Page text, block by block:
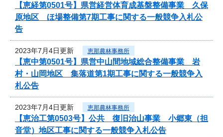
【恵経第0501号】県営経営体育成基盤整備事業 久保
原地区 ほ場整備第7期工事に関する一般競争入札公
告
2023年7月4日更新 恵那農林事務所
【恵中第0501号】県営中山間地域総合整備事業 岩
村・山岡地区 集落道第1期工事に関する一般競争入
札公告
2023年7月4日更新 恵那農林事務所
【恵治工第0503号】公共 復旧治山事業 小郷東（担
音堂）地区工事に関する一般競争入札公告